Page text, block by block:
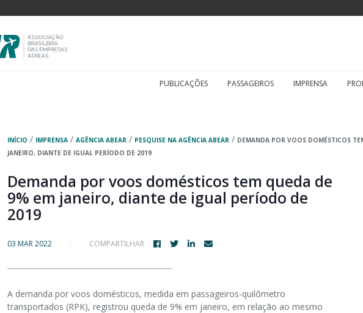
PUBLICAÇÕES PASSAGEIROS IMPRENSA
INÍCIO / IMPRENSA/ AGÊNCIA ABEAR/ PESQUISE NA AGÊNCIA ABEAR/ DEMANDA POR VOOS DOMÉSTICOS
JANEIRO, DIANTE DE IGUAL PERÍODO DE 2019
Demanda por voos domésticos tem queda de
9% em janeiro, diante de igual período de
2019
03 MAR 2022 COMPARTILHAR
A demanda por voos domésticos, medida em passageiros-quilômetro
transportados (RPK), registrou queda de 9% em janeiro, em relação ao mesmo